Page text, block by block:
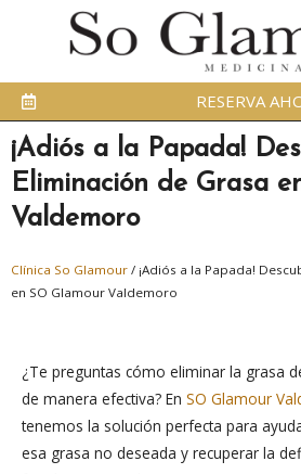
RESERVA
¡Adiós a la Papada!
Eliminación de Grasa
Valdemoro
Clínica So Glamour / ¡Adiós a la Papada!
en SO Glamour Valdemoro
¿Te preguntas cómo eliminar la grasa
de manera efectiva? En SO Glamour
tenemos la solución perfecta para
esa grasa no deseada y recuperar la